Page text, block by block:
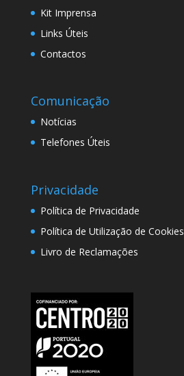
Kit Imprensa
Links Úteis
Contactos
Comunicação
Notícias
Telefones Úteis
Privacidade
Política de Privacidade
Política de Utilização de Cookies
Livro de Reclamações